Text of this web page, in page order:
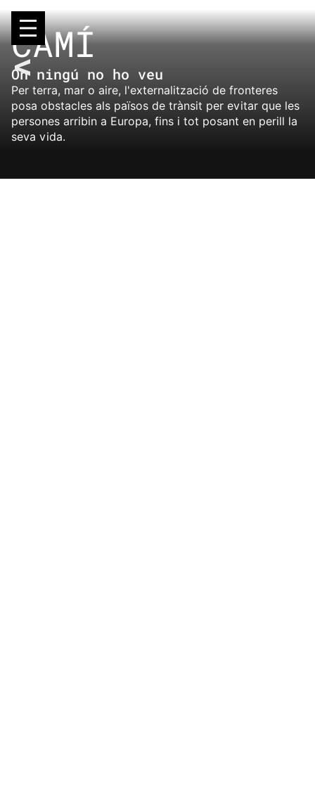
to
content
CAMÍ
On ningú no ho veu
Per terra, mar o aire, l'externalització de fronteres
posa obstacles als països de trànsit per evitar que les
persones arribin a Europa, fins i tot posant en perill la
seva vida.